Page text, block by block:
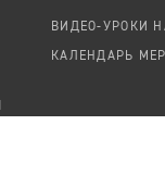
ВИДЕО-УРОКИ
КАЛЕНДАРЬ